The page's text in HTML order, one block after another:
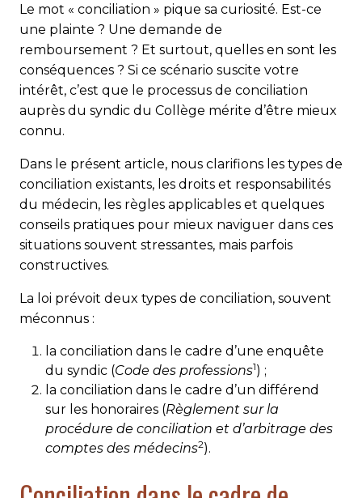
Le mot « conciliation » pique sa curiosité. Est-ce
une plainte ? Une demande de
remboursement ? Et surtout, quelles en sont les
conséquences ? Si ce scénario suscite votre
intérêt, c’est que le processus de conciliation
auprès du syndic du Collège mérite d’être mieux
connu.
Dans le présent article, nous clarifions les types de
conciliation existants, les droits et responsabilités
du médecin, les règles applicables et quelques
conseils pratiques pour mieux naviguer dans ces
situations souvent stressantes, mais parfois
constructives.
La loi prévoit deux types de conciliation, souvent
méconnus :
la conciliation dans le cadre d’une enquête
du syndic (Code des professions1) ;
la conciliation dans le cadre d’un différend
sur les honoraires (Règlement sur la
procédure de conciliation et d’arbitrage des
comptes des médecins2).